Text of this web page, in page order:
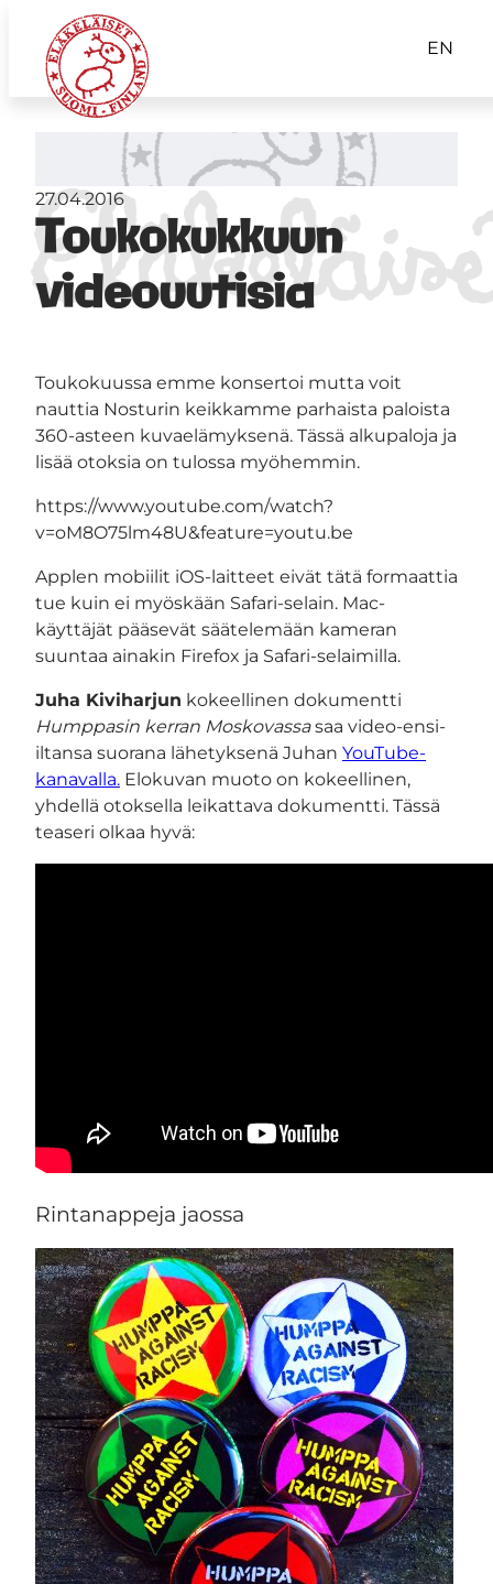
EN
Toukokukkuun
videouutisia
27.04.2016
Toukokuussa emme konsertoi mutta voit
nauttia Nosturin keikkamme parhaista paloista
360-asteen kuvaelämyksenä. Tässä alkupaloja ja
lisää otoksia on tulossa myöhemmin.
https://www.youtube.com/watch?
v=oM8O75lm48U&feature=youtu.be
Applen mobiilit iOS-laitteet eivät tätä formaattia
tue kuin ei myöskään Safari-selain. Mac-
käyttäjät pääsevät säätelemään kameran
suuntaa ainakin Firefox ja Safari-selaimilla.
Juha Kiviharjun kokeellinen dokumentti
Humppasin kerran Moskovassasaa video-ensi-
iltansa suorana lähetyksenä Juhan YouTube-
kanavalla. Elokuvan muoto on kokeellinen,
yhdellä otoksella leikattava dokumentti. Tässä
teaseri olkaa hyvä:
Rintanappeja jaossa